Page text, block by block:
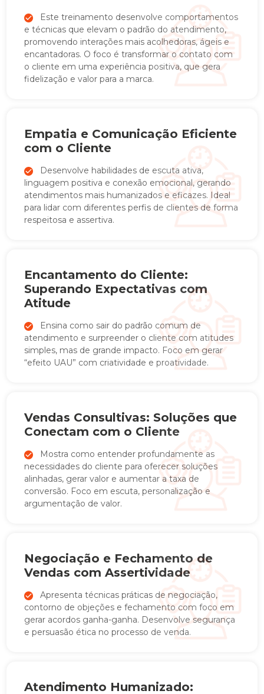
Este treinamento desenvolve comportamentos
e técnicas que elevam o padrão do atendimento,
promovendo interações mais acolhedoras, ágeis e
encantadoras. O foco é transformar o contato com
o cliente em uma experiência positiva, que gera
fidelização e valor para a marca.
Empatia e Comunicação Eficiente
com o Cliente
Desenvolve habilidades de escuta ativa,
linguagem positiva e conexão emocional, gerando
atendimentos mais humanizados e eficazes. Ideal
para lidar com diferentes perfis de clientes de forma
respeitosa e assertiva.
Encantamento do Cliente:
Superando Expectativas com
Atitude
Ensina como sair do padrão comum de
atendimento e surpreender o cliente com atitudes
simples, mas de grande impacto. Foco em gerar
“efeito UAU” com criatividade e proatividade.
Vendas Consultivas: Soluções que
Conectam com o Cliente
Mostra como entender profundamente as
necessidades do cliente para oferecer soluções
alinhadas, gerar valor e aumentar a taxa de
conversão. Foco em escuta, personalização e
argumentação de valor.
Negociação e Fechamento de
Vendas com Assertividade
Apresenta técnicas práticas de negociação,
contorno de objeções e fechamento com foco em
gerar acordos ganha-ganha. Desenvolve segurança
e persuasão ética no processo de venda.
Atendimento Humanizado: